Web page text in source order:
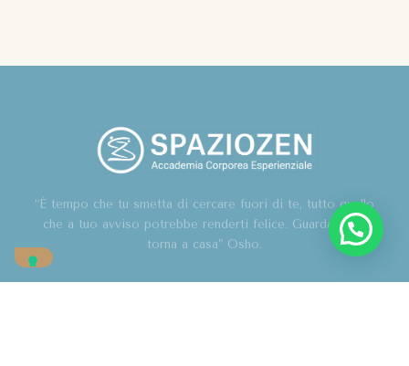
“È tempo che tu smetta di cercare fuori di te, tutto quello
che a tuo avviso potrebbe renderti felice. Guarda in te,
torna a casa” Osho.